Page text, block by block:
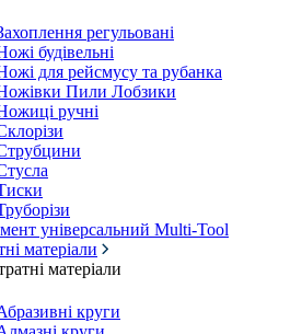
регульовані
будівельні
для рейсмусу та рубанка
Пили Лобзики
ручні
універсальний Multi-Tool
матеріали
матеріали
круги